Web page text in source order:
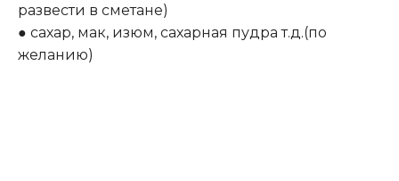
развести в сметане)
● сахар, мак, изюм, сахарная пудра т.д.(по
желанию)